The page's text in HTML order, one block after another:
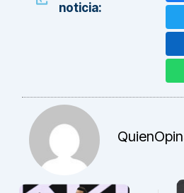
noticia: